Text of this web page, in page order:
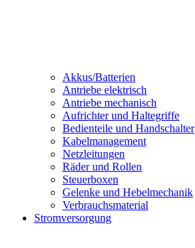
Akkus/Batterien
Antriebe elektrisch
Antriebe mechanisch
Aufrichter und Haltegriffe
Bedienteile und Handschalter
Kabelmanagement
Netzleitungen
Räder und Rollen
Steuerboxen
Gelenke und Hebelmechanik
Verbrauchsmaterial
Stromversorgung